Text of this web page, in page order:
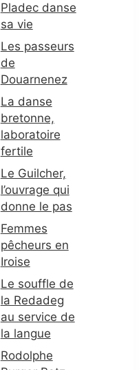
Pladec danse
sa vie
Les passeurs
de
Douarnenez
La danse
bretonne,
laboratoire
fertile
Le Guilcher,
l’ouvrage qui
donne le pas
Femmes
pêcheurs en
Iroise
Le souffle de
la Redadeg
au service de
la langue
Rodolphe